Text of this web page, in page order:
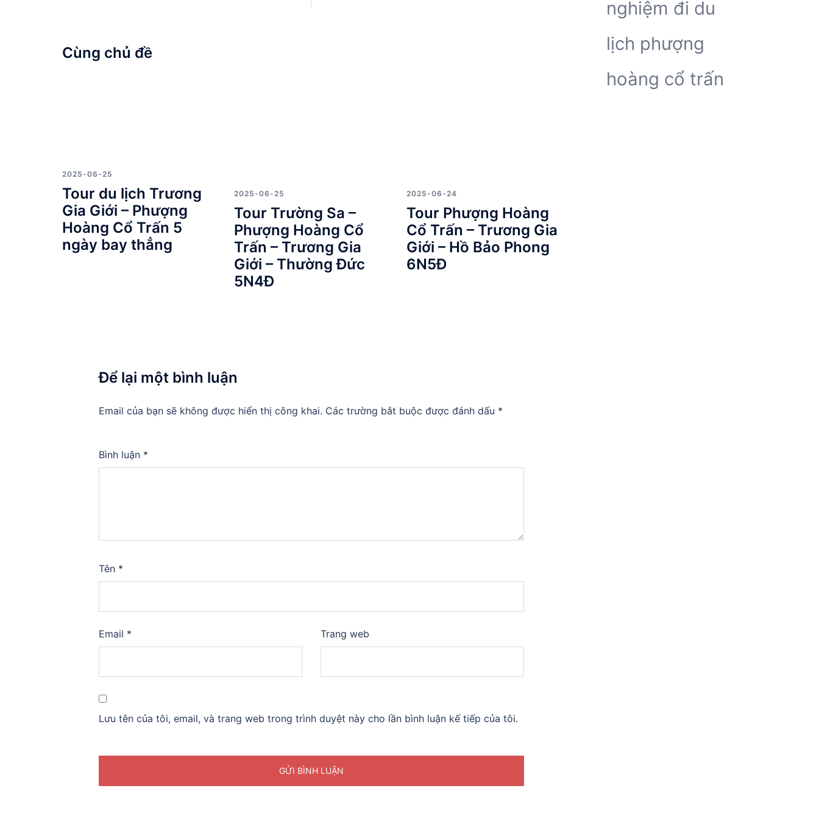
Cùng chủ đề
2025-06-25
Tour du lịch Trương
Gia Giới – Phượng
Hoàng Cổ Trấn 5
ngày bay thẳng
2025-06-25
Tour Trường Sa –
Phượng Hoàng Cổ
Trấn – Trương Gia
Giới – Thường Đức
5N4Đ
2025-06-24
Tour Phượng Hoàng
Cổ Trấn – Trương Gia
Giới – Hồ Bảo Phong
6N5Đ
Để lại một bình luận
Email của bạn sẽ không được hiển thị công khai. Các trường bắt buộc được đánh dấu *
Bình luận *
Tên *
Email * Trang web
Lưu tên của tôi, email, và trang web trong trình duyệt này cho lần bình luận kế tiếp của tôi.
nghiệm đi du
lịch phượng
hoàng cổ trấn